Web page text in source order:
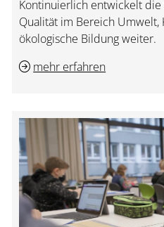
Kontinuierlich entwickelt die
Qualität im Bereich Umwelt,
ökologische Bildung weiter.
mehr erfahren